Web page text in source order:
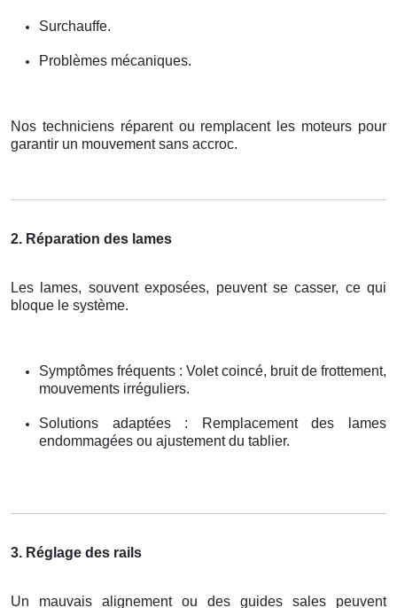
Surchauffe.
Problèmes mécaniques.
Nos techniciens réparent ou remplacent les moteurs pour
garantir un mouvement sans accroc.
2. Réparation des lames
Les lames, souvent exposées, peuvent se casser, ce qui
bloque le système.
Symptômes fréquents : Volet coincé, bruit de frottement,
mouvements irréguliers.
Solutions adaptées : Remplacement des lames
endommagées ou ajustement du tablier.
3. Réglage des rails
Un mauvais alignement ou des guides sales peuvent